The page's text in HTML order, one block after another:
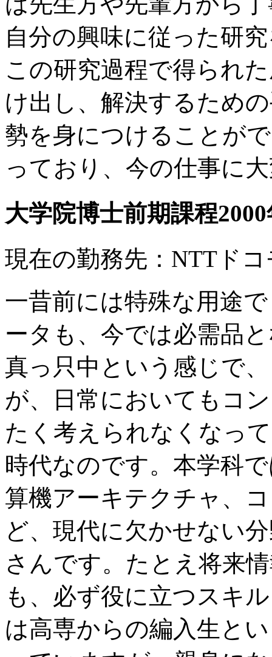
自分の興味に従った研
この研究過程で得られ
け出し、解決するため
勢を身につけることが
っており、今の仕事に
大学院博士前期課程
現在の勤務先：NTTド
一昔前には特殊な用途
ータも、今では必需品
真っ只中という感じで
が、日常においてもコ
たく考えられなくなっ
時代なのです。本学科
算機アーキテクチャ、
ど、現代に欠かせない
さんです。たとえ将来
も、必ず役に立つスキ
は高専からの編入生と